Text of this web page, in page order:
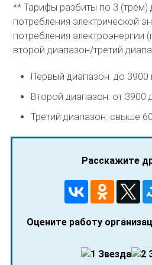
** Тарифы разбиты по 3
потребления электрической
потребления электроэнергии
второй диапазон/третий
Первый диапазон: до 3900
Второй диапазон: от 3900
Третий диапазон: свыше
Расскажите
Оцените работу